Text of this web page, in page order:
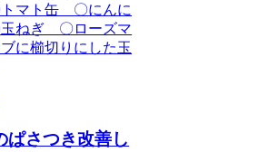
マト缶 〇にんに
ねぎ 〇ローズマ
に櫛切りにした玉
ぱさつき改善し